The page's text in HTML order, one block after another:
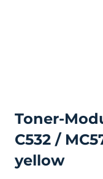
Toner-
C532 /
yellow